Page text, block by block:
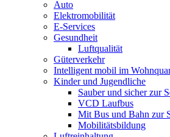
Auto
Elektromobilität
E-Services
Gesundheit
Luftqualität
Güterverkehr
Intelligent mobil im
Kinder und Jugendliche
Sauber und sicher zur
VCD Laufbus
Mit Bus und Bahn zur
Mobilitätsbildung